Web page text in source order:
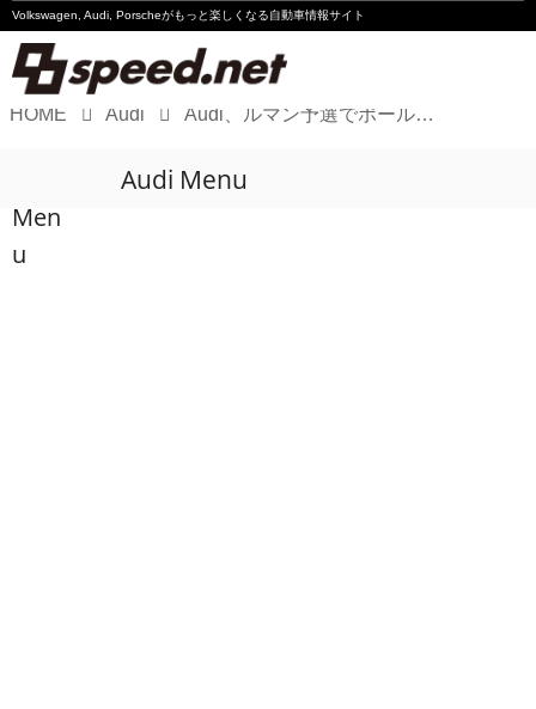
Volkswagen, Audi, Porscheがもっと楽しくなる自動車情報サイト
Audi
HOME Audi Audi、ルマン予選でポールポジションを獲得
Men
u
Audi Menu